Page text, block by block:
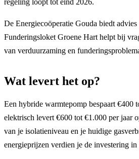
De Energiecoöperatie Gouda biedt
Funderingsloket Groene Hart helpt bij
van verduurzaming en
Wat levert het op?
Een hybride warmtepomp bespaart €400
elektrisch levert €600 tot €1.000 per jaar
van je isolatieniveau en je huidige
energieprijzen verdien je de investering